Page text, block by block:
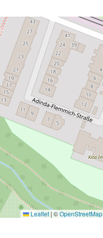
Leaflet | ©OpenStreetMap